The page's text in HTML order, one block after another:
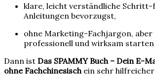
klare, leicht verständliche
Anleitungen bevorzugst,
ohne Marketing-Fachjargon,
professionell und wirksam
Dann ist Das SPAMMY Buch – Dein E-
ohne Fachchinesisch ein sehr